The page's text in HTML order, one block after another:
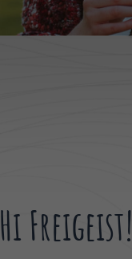
Hi Freigeist!